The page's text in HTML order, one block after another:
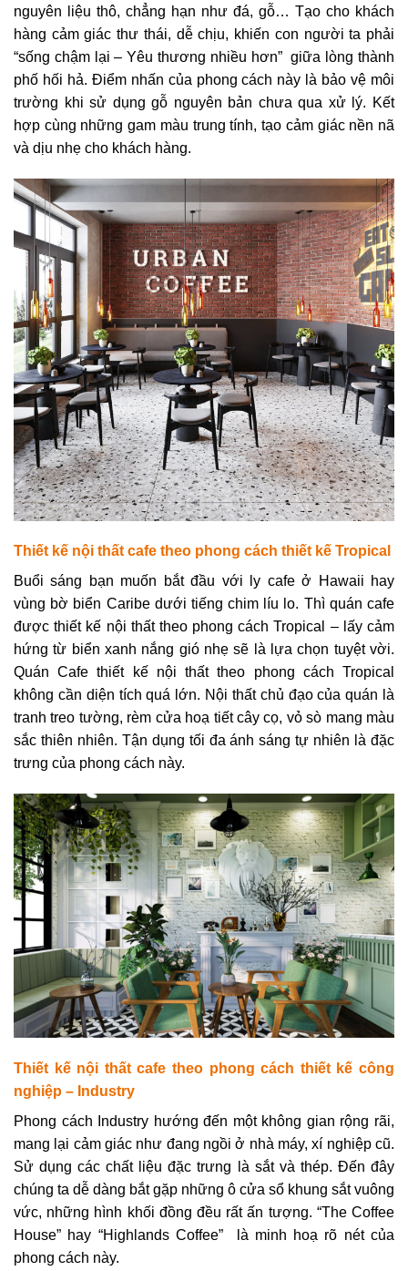
nguyên liệu thô, chẳng hạn như đá, gỗ… Tạo cho khách
hàng cảm giác thư thái, dễ chịu, khiến con người ta phải
“sống chậm lại – Yêu thương nhiều hơn” giữa lòng thành
phố hối hả. Điểm nhấn của phong cách này là bảo vệ môi
trường khi sử dụng gỗ nguyên bản chưa qua xử lý. Kết
hợp cùng những gam màu trung tính, tạo cảm giác nền nã
và dịu nhẹ cho khách hàng.
Thiết kế nội thất cafe theo phong cách thiết kế Tropical
Buổi sáng bạn muốn bắt đầu với ly cafe ở Hawaii hay
vùng bờ biển Caribe dưới tiếng chim líu lo. Thì quán cafe
được thiết kế nội thất theo phong cách Tropical – lấy cảm
hứng từ biển xanh nắng gió nhẹ sẽ là lựa chọn tuyệt vời.
Quán Cafe thiết kế nội thất theo phong cách Tropical
không cần diện tích quá lớn. Nội thất chủ đạo của quán là
tranh treo tường, rèm cửa hoạ tiết cây cọ, vỏ sò mang màu
sắc thiên nhiên. Tận dụng tối đa ánh sáng tự nhiên là đặc
trưng của phong cách này.
Thiết kế nội thất cafe theo phong cách thiết kế công
nghiệp – Industry
Phong cách Industry hướng đến một không gian rộng rãi,
mang lại cảm giác như đang ngồi ở nhà máy, xí nghiệp cũ.
Sử dụng các chất liệu đặc trưng là sắt và thép. Đến đây
chúng ta dễ dàng bắt gặp những ô cửa sổ khung sắt vuông
vức, những hình khối đồng đều rất ấn tượng. “The Coffee
House” hay “Highlands Coffee” là minh hoạ rõ nét của
phong cách này.